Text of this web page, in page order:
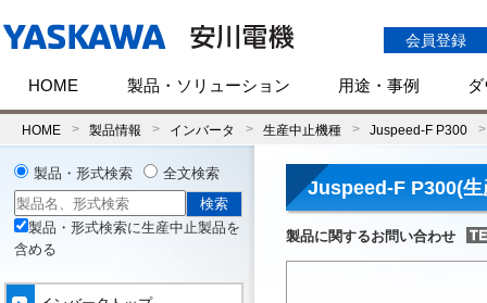
会員登録
HOME 製品・ソリューション 用途・事例
HOME 製品情報 インバータ 生産中止機種 Juspeed-F P300
Juspeed-F P300(生
製品に関するお問い合わせ
製品・形式検索 全文検索
製品・形式検索に生産中止製品を
含める